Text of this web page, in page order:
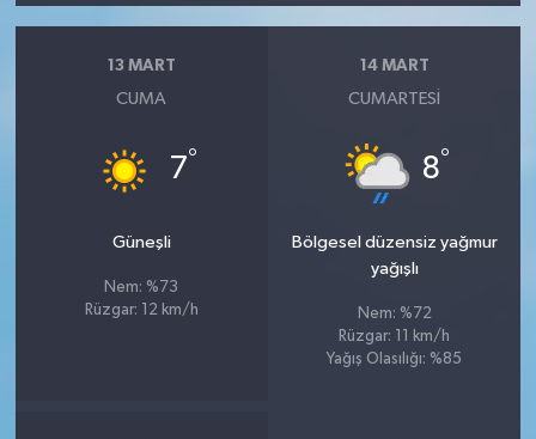
13 MART
CUMA
7°
Güneşli
Nem: %73
Rüzgar: 12 km/h
14 MART
CUMARTESI
8°
Bölgesel düzensiz yağmur
yağışlı
Nem: %72
Rüzgar: 11 km/h
Yağış Olasılığı: %85